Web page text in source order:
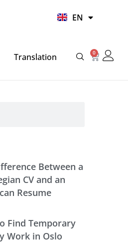
EN
HI
Translation 0
Basket
Between a
CV and an
Resume
Find Temporary
Work in Oslo